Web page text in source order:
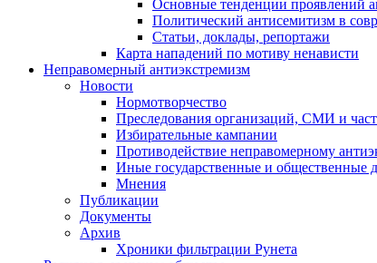
Основные тенденции проявлений
Политический антисемитизм в
Статьи, доклады, репортажи
Карта нападений по мотиву ненависти
Неправомерный антиэкстремизм
Новости
Нормотворчество
Преследования организаций, СМИ и
Избирательные кампании
Противодействие неправомерному
Иные государственные и общественные
Мнения
Публикации
Документы
Архив
Хроники фильтрации Рунета